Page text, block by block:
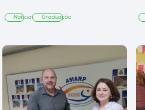
Notícia Graduação